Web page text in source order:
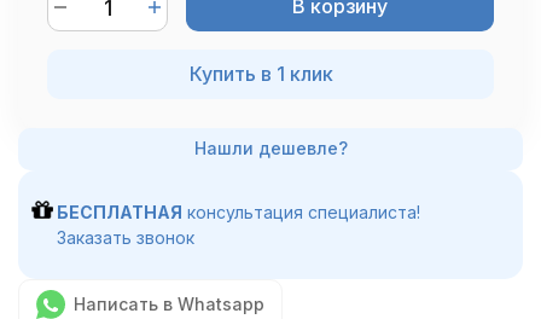
В корзину
Купить в 1 клик
БЕСПЛАТНАЯ консультация специалиста!
Заказать звонок
Написать в Whatsapp